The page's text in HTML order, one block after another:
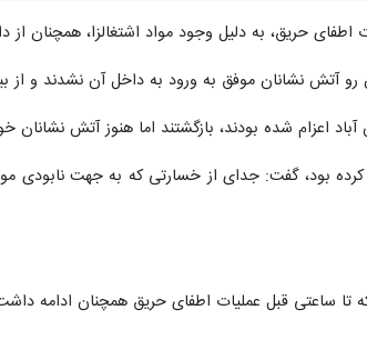
اطفای حریق، به دلیل وجود مواد اشتغالزا،
شده بودند، بازگشتند اما هنوز آتش
بود، گفت: جدای از خسارتی که به جهت نابودی
ساعتی قبل عملیات اطفای حریق همچنان ادامه